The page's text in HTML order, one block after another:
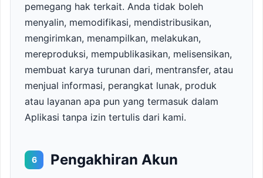
pemegang hak terkait. Anda tidak boleh
menyalin, memodifikasi, mendistribusikan,
mengirimkan, menampilkan, melakukan,
mereproduksi, mempublikasikan, melisensikan,
membuat karya turunan dari, mentransfer, atau
menjual informasi, perangkat lunak, produk
atau layanan apa pun yang termasuk dalam
Aplikasi tanpa izin tertulis dari kami.
6 Pengakhiran Akun